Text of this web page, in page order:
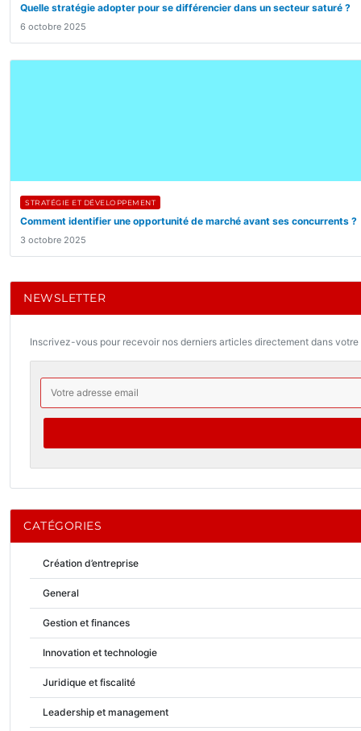
Quelle stratégie adopter pour se différencier dans un secteur saturé ?
6 octobre 2025
STRATÉGIE ET DÉVELOPPEMENT
Comment identifier une opportunité de marché avant ses concurrents ?
3 octobre 2025
NEWSLETTER
Inscrivez-vous pour recevoir nos derniers articles directement dans votre
CATÉGORIES
Création d’entreprise
General
Gestion et finances
Innovation et technologie
Juridique et fiscalité
Leadership et management